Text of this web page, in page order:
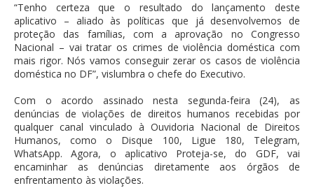
“Tenho certeza que o resultado do lançamento deste
aplicativo – aliado às políticas que já desenvolvemos de
proteção das famílias, com a aprovação no Congresso
Nacional – vai tratar os crimes de violência doméstica com
mais rigor. Nós vamos conseguir zerar os casos de violência
doméstica no DF”, vislumbra o chefe do Executivo.
Com o acordo assinado nesta segunda-feira (24), as
denúncias de violações de direitos humanos recebidas por
qualquer canal vinculado à Ouvidoria Nacional de Direitos
Humanos, como o Disque 100, Ligue 180, Telegram,
WhatsApp. Agora, o aplicativo Proteja-se, do GDF, vai
encaminhar as denúncias diretamente aos órgãos de
enfrentamento às violações.